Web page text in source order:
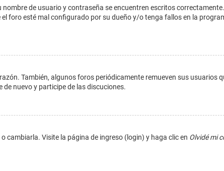
de usuario y contraseña se encuentren escritos
foro esté mal configurado por su dueño y/o tenga fallos en la
También, algunos foros periódicamente remueven sus usuarios
de nuevo y participe de las discuciones.
cambiarla. Visite la página de ingreso (login) y haga clic en Olvidé mi